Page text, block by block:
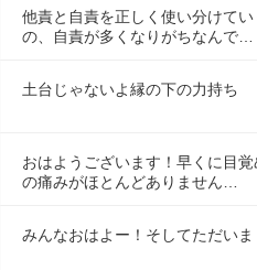
他責と自責を正しく使い分けて
の、自責が多くなりがちなんで…
土台じゃないよ縁の下の力持ち
おはようございます！早くに目
の痛みがほとんどありません…
みんなおはよー！そしてただいま